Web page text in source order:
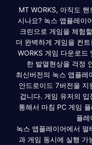
MT WORKS, 아직도
시나요? 녹스 앱플레이
크린으로 게임을 체험
더 완벽하게 게임을 컨
WORKS 게임 다운로드
한 발열현상을 걱정
최신버전의 녹스 앱플레
안드로이드 7버전을 지
겁니다. 게임 유저의
통해서 마침 PC 게임
플레
녹스 앱플레이어에서
과 게임 동시에 실행 가